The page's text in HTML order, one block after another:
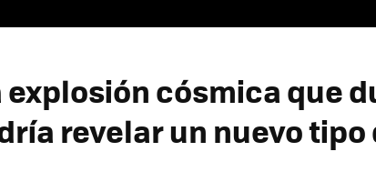
explosión cósmica que
revelar un nuevo tipo